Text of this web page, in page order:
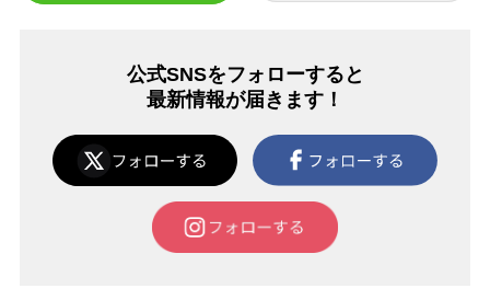
公式SNSをフォローすると
最新情報が届きます！